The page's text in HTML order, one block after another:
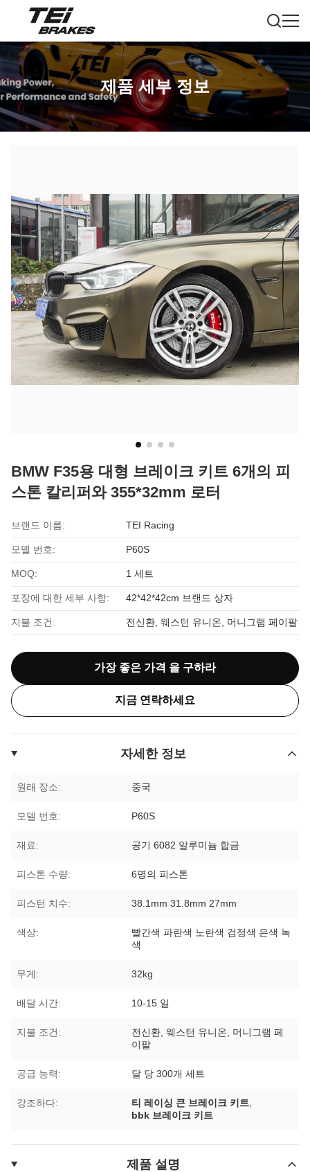
제품 세부 정보
BMW F35용 대형 브레이크 키트 6개의 피
스톤 칼리퍼와 355*32mm 로터
브랜드 이름: TEI Racing
모델 번호: P60S
MOQ: 1 세트
포장에 대한 세부 사항: 42*42*42cm 브랜드 상자
지불 조건: 전신환, 웨스턴 유니온, 머니그램 페이팔
가장 좋은 가격 을 구하라
지금 연락하세요
자세한 정보
원래 장소: 중국
모델 번호: P60S
재료: 공기 6082 알루미늄 합금
피스톤 수량: 6명의 피스톤
피스턴 치수: 38.1mm 31.8mm 27mm
색상:
빨간색 파란색 노란색 검정색 은색 녹
색
무게: 32kg
배달 시간: 10-15 일
지불 조건:
전신환, 웨스턴 유니온, 머니그램 페
이팔
공급 능력: 달 당 300개 세트
강조하다: 티 레이싱 큰 브레이크 키트
bbk 브레이크 키트
제품 설명